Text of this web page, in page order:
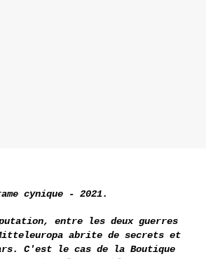
cynique - 2021.
entre les deux guerres
abrite de secrets et
C'est le cas de la Boutique